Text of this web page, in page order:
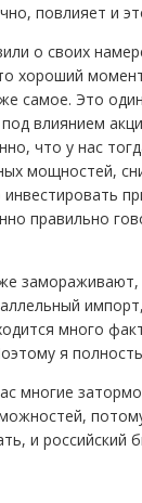
повлияет и
о своих
хороший
самое. Это
влиянием
что у нас
мощностей,
правильно
много
я
многие
и российский